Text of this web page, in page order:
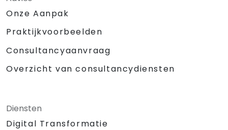
Onze Aanpak
Praktijkvoorbeelden
Consultancyaanvraag
Overzicht van consultancydiensten
Diensten
Digital Transformatie